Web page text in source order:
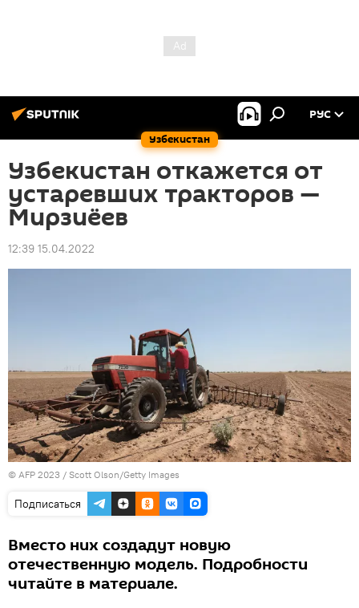
Узбекистан
РУС
Узбекистан откажется от
устаревших тракторов —
Мирзиёев
12:39 15.04.2022
© AFP 2023 / Scott Olson/Getty Images
Подписаться
Вместо них создадут новую
отечественную модель. Подробности
читайте в материале.